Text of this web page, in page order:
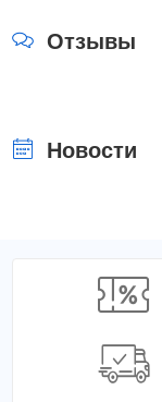
Отзывы
Новости